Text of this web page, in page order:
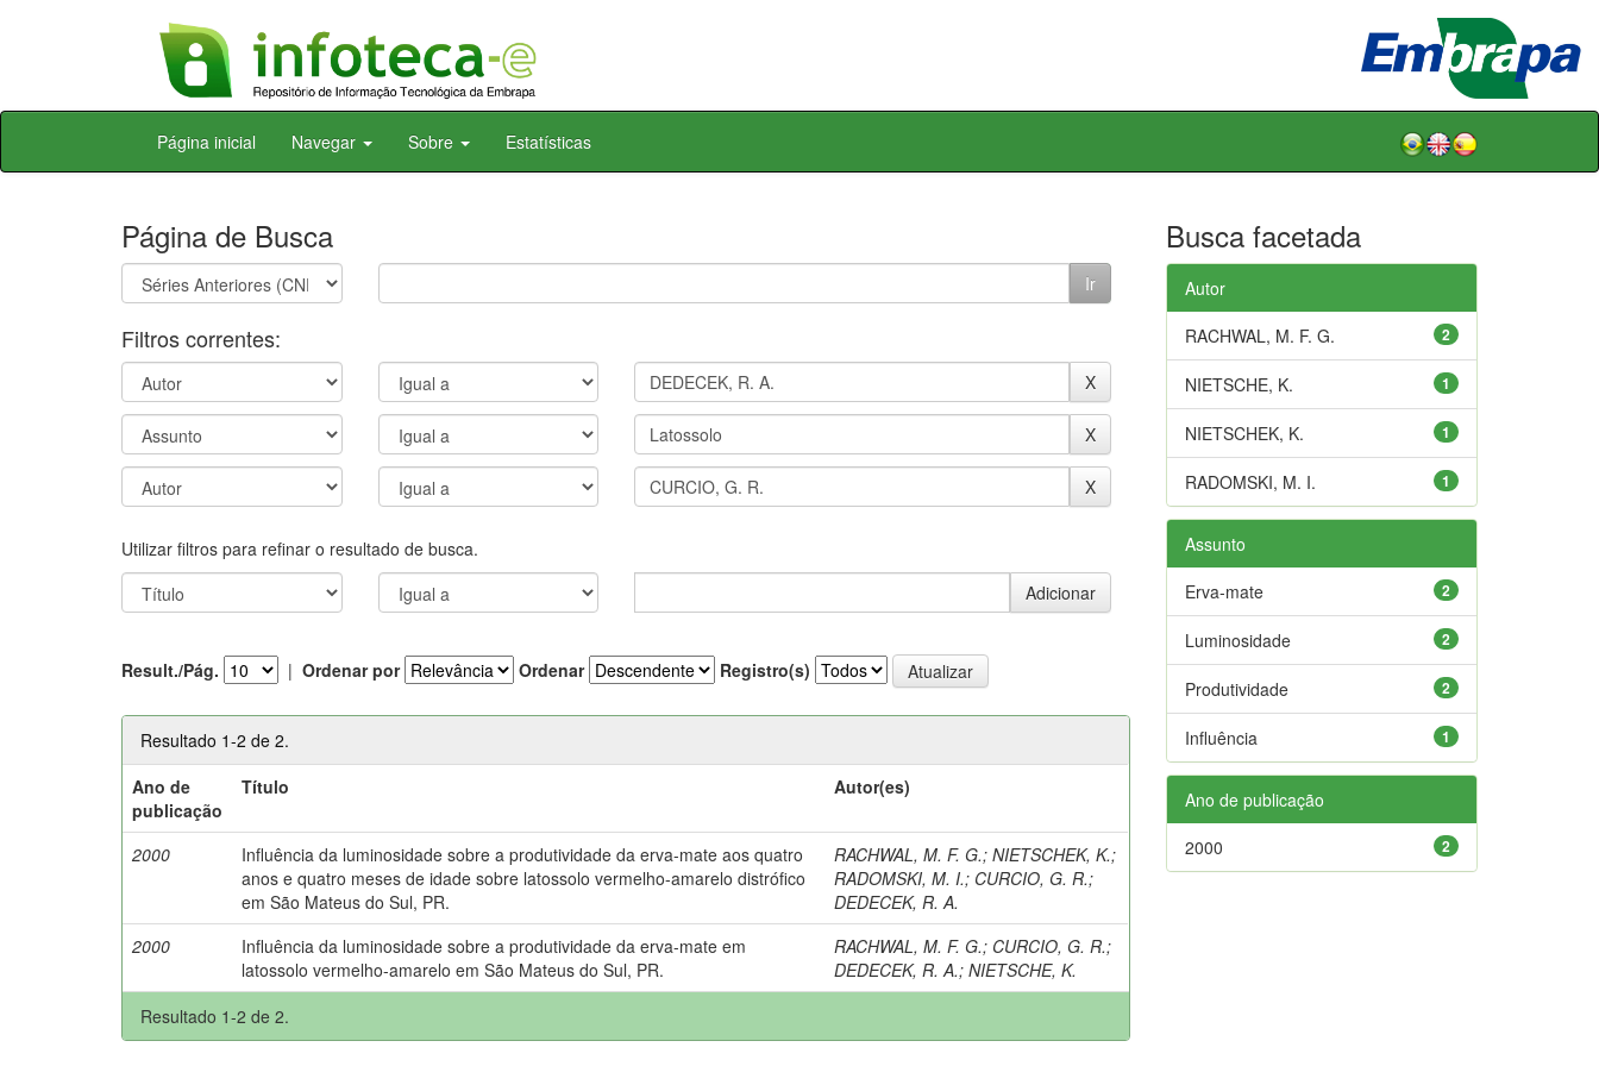
Skip
Página inicial Navegar Sobre Estatísticas
Página de Busca
Filtros correntes:
Utilizar filtros para refinar o resultado de busca.
Result./Pág. | Ordenar por Ordenar Registro(s)
Resultado 1-2 de 2.
Ano de
publicação
Título Autor(es)
2000
Influência da luminosidade sobre a produtividade da erva-mate aos quatro
anos e quatro meses de idade sobre latossolo vermelho-amarelo distrófico
em São Mateus do Sul, PR.
RACHWAL, M. F. G.;NIETSCHEK, K.;
RADOMSKI, M. I.; CURCIO, G. R.;
DEDECEK, R. A.
2000
Influência da luminosidade sobre a produtividade da erva-mate em
latossolo vermelho-amarelo em São Mateus do Sul, PR.
RACHWAL, M. F. G.; CURCIO, G. R.;
DEDECEK, R. A.;NIETSCHE, K.
Resultado 1-2 de 2.
Busca facetada
Autor
2
RACHWAL, M. F. G.
1
NIETSCHE, K.
1
NIETSCHEK, K.
1
RADOMSKI, M. I.
Assunto
2
Erva-mate
2
Luminosidade
2
Produtividade
1
Influência
Ano de publicação
2
2000